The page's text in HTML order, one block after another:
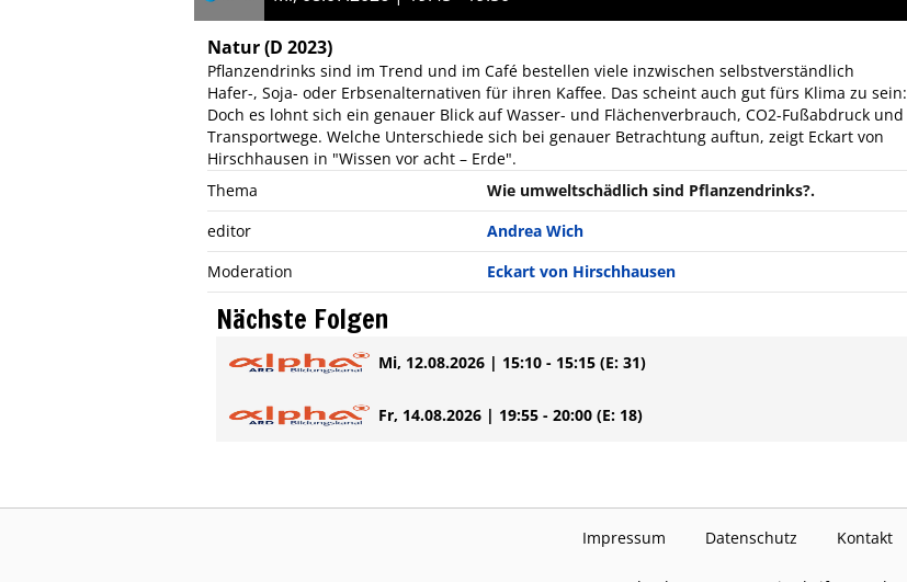
Natur(D 2023)
Pflanzendrinks sind im Trend und im Café bestellen viele inzwischen selbstverständlich
Hafer-, Soja- oder Erbsenalternativen für ihren Kaffee. Das scheint auch gut fürs Klima zu sein:
Doch es lohnt sich ein genauer Blick auf Wasser- und Flächenverbrauch, CO2-Fußabdruck und
Transportwege. Welche Unterschiede sich bei genauer Betrachtung auftun, zeigt Eckart von
Hirschhausen in "Wissen vor acht – Erde".
Thema
Wie umweltschädlich sind Pflanzendrinks?.
editor
Andrea Wich
Moderation
Eckart von Hirschhausen
Nächste Folgen
Mi, 12.08.2026 | 15:10 - 15:15 (E: 31)
Fr, 14.08.2026 | 19:55 - 20:00 (E: 18)
Impressum Datenschutz Kontakt